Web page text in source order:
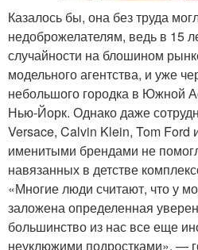
Казалось бы, она без труда
недоброжелателям, ведь в 15
случайности на блошином
модельного агентства, и уже
небольшого городка в Южной
Нью-Йорк. Однако даже
Versace, Calvin Klein, Tom Ford
именитыми брендами не
навязанных в детстве
«Многие люди считают, что у
заложена определенная
большинство из нас все еще
неуклюжими подростками», —